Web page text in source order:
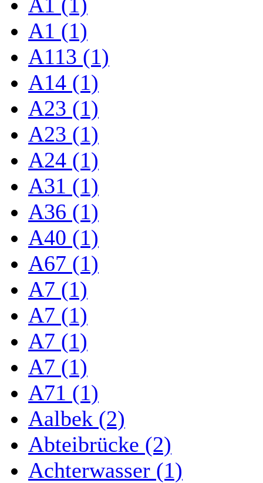
A1 (1)
A113 (1)
A14 (1)
A23 (1)
A23 (1)
A24 (1)
A31 (1)
A36 (1)
A40 (1)
A67 (1)
A7 (1)
A7 (1)
A7 (1)
A7 (1)
A71 (1)
Aalbek (2)
Abteibrücke (2)
Achterwasser (1)